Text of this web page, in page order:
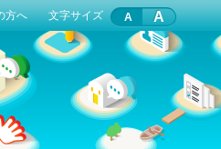
方へ 文字サイズ A